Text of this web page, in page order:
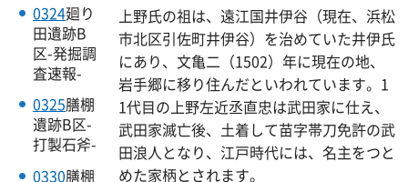
0324廻り
田遺跡B
区-発掘調
査速報-
0325膳棚
遺跡B区-
打製石斧-
0330膳棚
上野氏の祖は、遠江国井伊谷（現在、浜松
市北区引佐町井伊谷）を治めていた井伊氏
にあり、文亀二（1502）年に現在の地、
岩手郷に移り住んだといわれています。1
1代目の上野左近丞直忠は武田家に仕え、
武田家滅亡後、土着して苗字帯刀免許の武
田浪人となり、江戸時代には、名主をつと
めた家柄とされます。